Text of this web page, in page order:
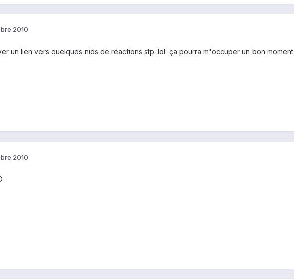
2010
un lien vers quelques nids de réactions stp :lol: ça pourra m'occuper un bon moment
2010